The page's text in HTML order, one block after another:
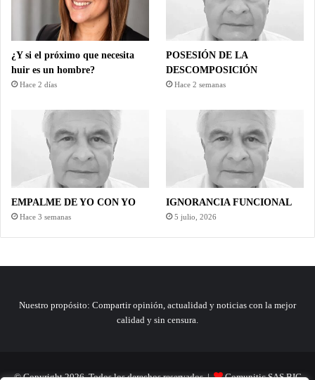
¿Y si el próximo que necesita
huir es un hombre?
Hace 2 días
POSESIÓN DE LA
DESCOMPOSICIÓN
Hace 2 semanas
EMPALME DE YO CON YO
Hace 3 semanas
IGNORANCIA FUNCIONAL
5 julio, 2026
Nuestro propósito: Compartir opinión, actualidad y noticias con la mejor
calidad y sin censura.
© Copyright 2026, Todos los derechos reservados | Comunitic SAS BIC